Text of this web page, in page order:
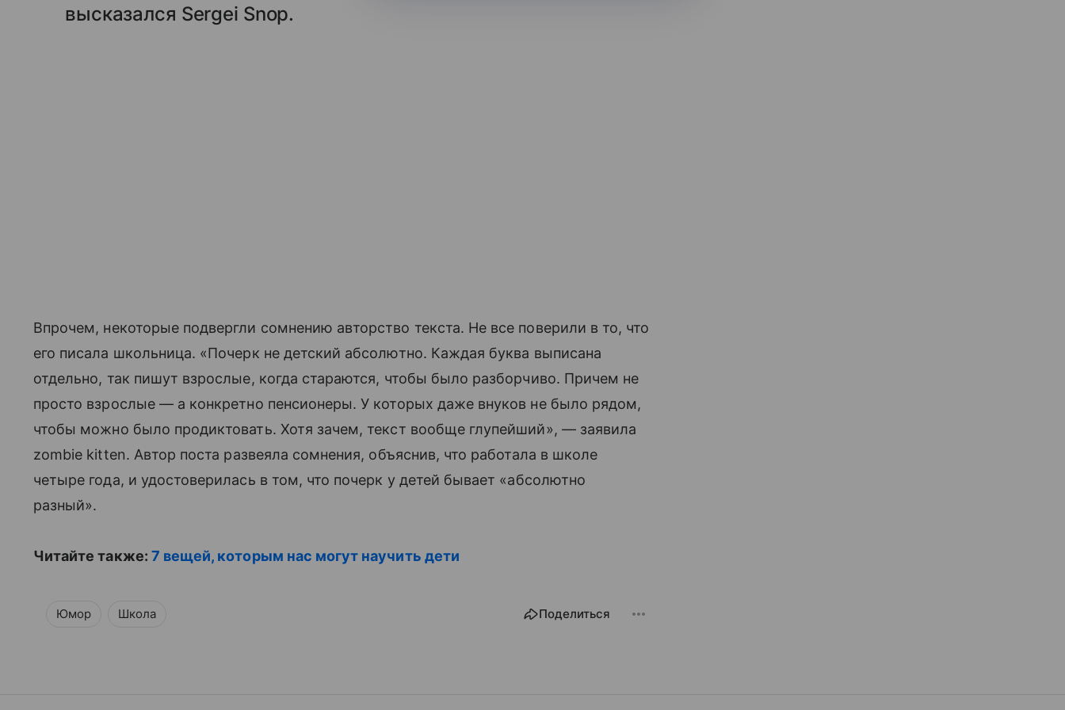
высказался Sergei Snop.
Впрочем, некоторые подвергли сомнению авторство текста. Не все поверили в то, что
его писала школьница. «Почерк не детский абсолютно. Каждая буква выписана
отдельно, так пишут взрослые, когда стараются, чтобы было разборчиво. Причем не
просто взрослые — а конкретно пенсионеры. У которых даже внуков не было рядом,
чтобы можно было продиктовать. Хотя зачем, текст вообще глупейший», — заявила
zombie kitten. Автор поста развеяла сомнения, объяснив, что работала в школе
четыре года, и удостоверилась в том, что почерк у детей бывает «абсолютно
разный».
Читайте также: 7 вещей, которым нас могут научить дети
Юмор Школа Поделиться